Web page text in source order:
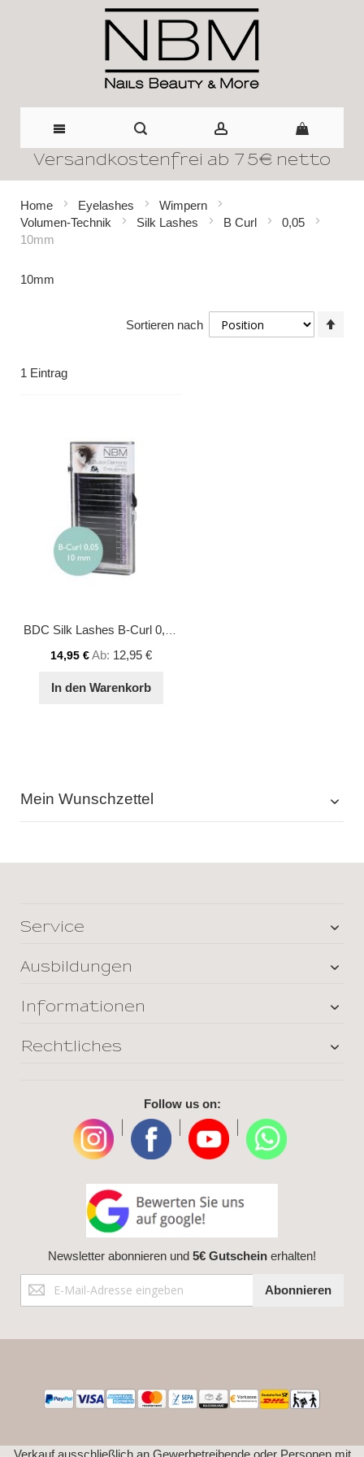
Direkt
Inhalt
Versandkostenfrei ab 75€ netto
Home Eyelashes
Wimpern
Volumen-Technik
Silk Lashes B Curl
0,05
10mm
10mm
1 Eintrag
Sortieren nach
14,95 €Ab 12,95 €
In den Warenkorb
Mein Wunschzettel
Service
Ausbildungen
Informationen
Rechtliches
Follow us on:
Newsletter abonnieren und 5€ Gutschein erhalten!
Anmeldung
zum
Abonnieren